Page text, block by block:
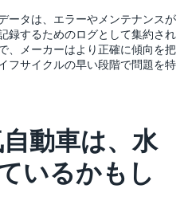
ータは、エラーやメンテナンスが
録するためのログとして集約され
、メーカーはより正確に傾向を把
フサイクルの早い段階で問題を特
動車は、水
いるかもし